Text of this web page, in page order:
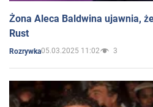
Żona Aleca Baldwina ujawnia,
Rust
Rozrywka05.03.2025 11:02 3